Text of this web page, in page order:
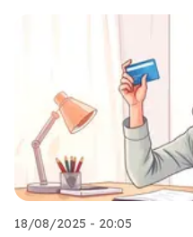
18/08/2025 - 20:05